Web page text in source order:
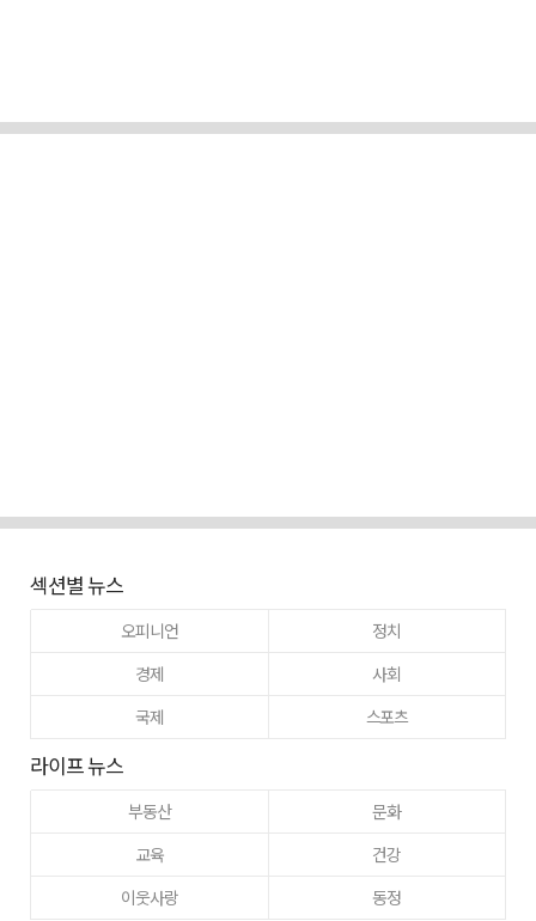
섹션별 뉴스
오피니언
정치
경제
사회
국제
스포츠
라이프 뉴스
부동산
문화
교육
건강
이웃사랑
동정